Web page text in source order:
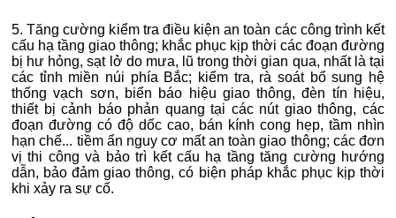
5. Tăng cường kiểm tra điều kiện an toàn các công trình kết
cấu hạ tầng giao thông; khắc phục kịp thời các đoạn đường
bị hư hỏng, sạt lở do mưa, lũ trong thời gian qua, nhất là tại
các tỉnh miền núi phía Bắc; kiểm tra, rà soát bổ sung hệ
thống vạch sơn, biển báo hiệu giao thông, đèn tín hiệu,
thiết bị cảnh báo phản quang tại các nút giao thông, các
đoạn đường có độ dốc cao, bán kính cong hẹp, tầm nhìn
hạn chế... tiềm ẩn nguy cơ mất an toàn giao thông; các đơn
vị thi công và bảo trì kết cấu hạ tầng tăng cường hướng
dẫn, bảo đảm giao thông, có biện pháp khắc phục kịp thời
khi xảy ra sự cố.